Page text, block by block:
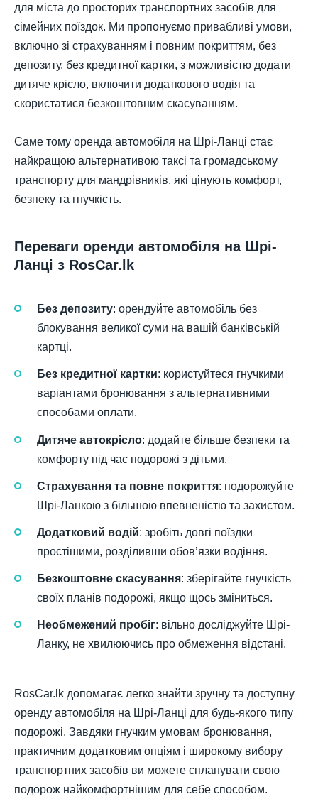
для міста до просторих транспортних засобів для
сімейних поїздок. Ми пропонуємо привабливі умови,
включно зі страхуванням і повним покриттям, без
депозиту, без кредитної картки, з можливістю додати
дитяче крісло, включити додаткового водія та
скористатися безкоштовним скасуванням.
Саме тому оренда автомобіля на Шрі-Ланці стає
найкращою альтернативою таксі та громадському
транспорту для мандрівників, які цінують комфорт,
безпеку та гнучкість.
Переваги оренди автомобіля на Шрі-
Ланці з RosCar.lk
Без депозиту: орендуйте автомобіль без
блокування великої суми на вашій банківській
картці.
Без кредитної картки: користуйтеся гнучкими
варіантами бронювання з альтернативними
способами оплати.
Дитяче автокрісло: додайте більше безпеки та
комфорту під час подорожі з дітьми.
Страхування та повне покриття: подорожуйте
Шрі-Ланкою з більшою впевненістю та захистом.
Додатковий водій: зробіть довгі поїздки
простішими, розділивши обов’язки водіння.
Безкоштовне скасування: зберігайте гнучкість
своїх планів подорожі, якщо щось зміниться.
Необмежений пробіг: вільно досліджуйте Шрі-
Ланку, не хвилюючись про обмеження відстані.
RosCar.lk допомагає легко знайти зручну та доступну
оренду автомобіля на Шрі-Ланці для будь-якого типу
подорожі. Завдяки гнучким умовам бронювання,
практичним додатковим опціям і широкому вибору
транспортних засобів ви можете спланувати свою
подорож найкомфортнішим для себе способом.